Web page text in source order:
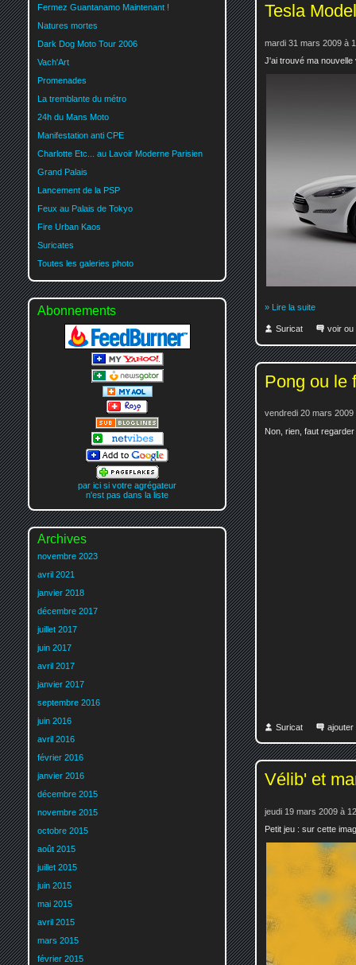
Tesla
mardi 31 mars 2009 à
J'ai trouvé ma nouvelle
» Lire la suite
Suricat voir ou
Pong ou le
vendredi 20 mars 2009
Non, rien, faut
Suricat ajouter
Vélib' et
jeudi 19 mars 2009 à
Petit jeu : sur cette
Fermez Guantanamo Maintenant !
Natures mortes
Dark Dog Moto Tour 2006
Vach'Art
Promenades
La tremblante du métro
24h du Mans Moto
Manifestation anti CPE
Charlotte Etc... au Lavoir Moderne Parisien
Grand Palais
Lancement de la PSP
Feux au Palais de Tokyo
Fire Urban Kaos
Suricates
Toutes les galeries photo
Abonnements
par ici si votre agrégateur
n'est pas dans la liste
Archives
novembre 2023
avril 2021
janvier 2018
décembre 2017
juillet 2017
juin 2017
avril 2017
janvier 2017
septembre 2016
juin 2016
avril 2016
février 2016
janvier 2016
décembre 2015
novembre 2015
octobre 2015
août 2015
juillet 2015
juin 2015
mai 2015
avril 2015
mars 2015
février 2015